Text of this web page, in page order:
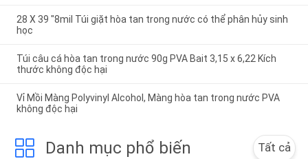
28 X 39 "8mil Túi giặt hòa tan trong nước có thể phân hủy sinh
học
Túi câu cá hòa tan trong nước 90g PVA Bait 3,15 x 6,22 Kích
thước không độc hại
Vỉ Mồi Màng Polyvinyl Alcohol, Màng hòa tan trong nước PVA
không độc hại
Danh mục phổ biến Tất cả